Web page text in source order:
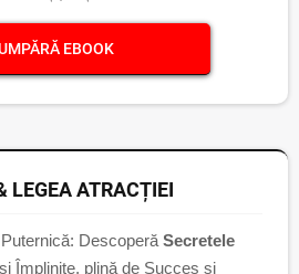
EBOOK
LEGEA ATRACȚIEI
DescoperăSecretele
și Împlinite, plină de Succes și